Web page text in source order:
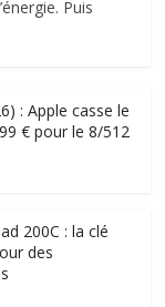
Puis
: Apple casse le
€ pour le 8/512
200C : la clé
des